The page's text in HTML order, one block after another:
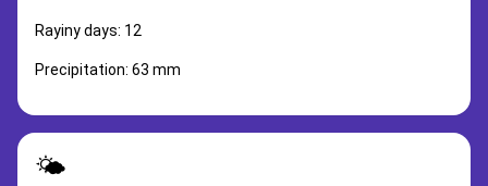
Rayiny days: 12
Precipitation: 63 mm
🌤️